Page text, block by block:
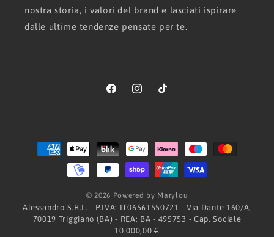
nostra storia, i valori del brand e lasciati ispirare
dalle ultime tendenze pensate per te.
FacebookInstagramTikTok
Metodi
di
pagamento
© 2026 Powered by Marylou
Alessandro S.R.L. - P.IVA: IT06561550721 - Via Dante 160/A,
70019 Triggiano (BA) - REA: BA - 495753 - Cap. Sociale
10.000,00 €